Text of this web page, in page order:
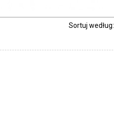
Sortuj według: